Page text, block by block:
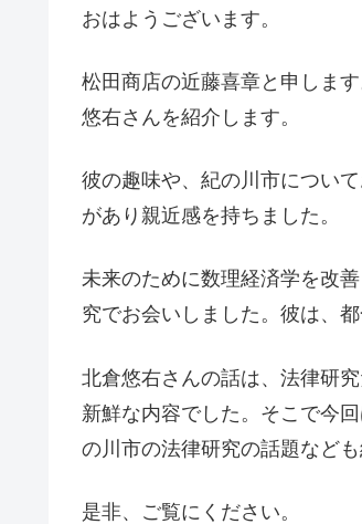
おはようございます。
松田商店の近藤喜章と申しま
悠右さんを紹介します。
彼の趣味や、紀の川市につい
があり親近感を持ちました。
未来のために数理経済学を改
究でお会いしました。彼は、
北倉悠右さんの話は、法律研
新鮮な内容でした。そこで今
の川市の法律研究の話題なども
是非、ご覧にください。